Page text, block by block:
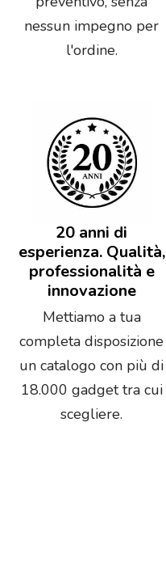
nessun impegno per
l'ordine.
20 anni di
esperienza. Qualità,
professionalità e
innovazione
Mettiamo a tua
completa disposizione
un catalogo con più di
18.000 gadget tra cui
scegliere.